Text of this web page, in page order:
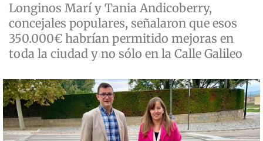
Longinos Marí y Tania Andicoberry,
concejales populares, señalaron que esos
350.000€ habrían permitido mejoras en
toda la ciudad y no sólo en la Calle Galileo